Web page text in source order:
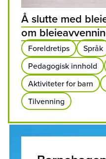
Å slutte med
om
Foreldretips Språk
Pedagogisk innhold
Aktiviteter for barn
Tilvenning